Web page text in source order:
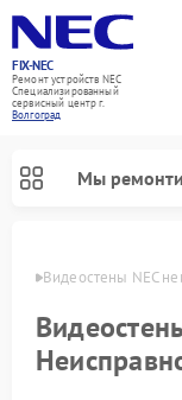
FIX-NEC
Ремонт устройств NEC
Специализированный
cервисный центр г.
Волгоград
Мы
Видеостены NEC